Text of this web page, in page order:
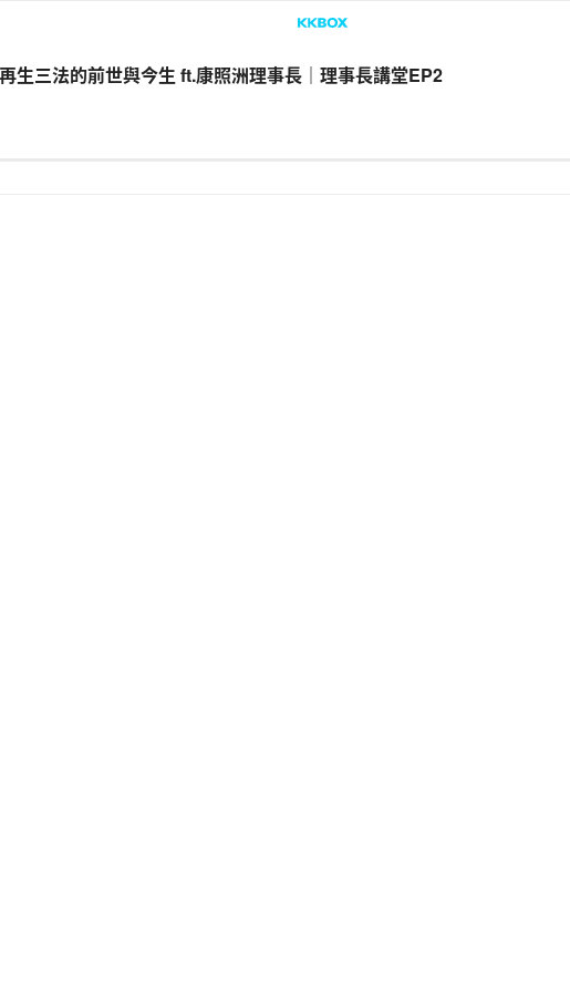
生三法的前世與今生 ft.康照洲理事長｜理事長講堂EP2
LINE Facebook